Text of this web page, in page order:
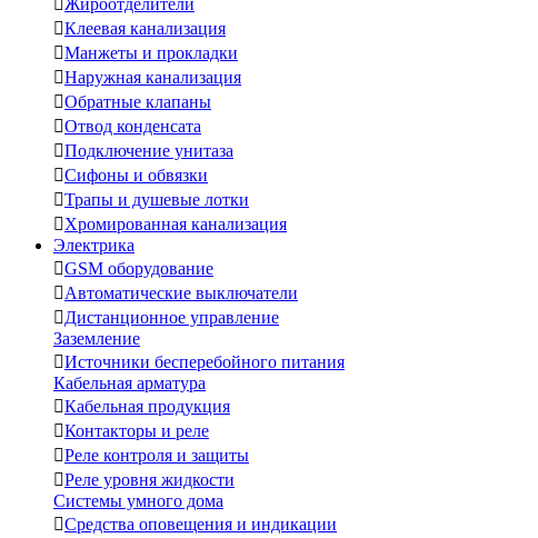
Жироотделители
Клеевая канализация
Манжеты и прокладки
Наружная канализация
Обратные клапаны
Отвод конденсата
Подключение унитаза
Сифоны и обвязки
Трапы и душевые лотки
Хромированная канализация
Электрика
GSM оборудование
Автоматические выключатели
Дистанционное управление
Заземление
Источники бесперебойного питания
Кабельная арматура
Кабельная продукция
Контакторы и реле
Реле контроля и защиты
Реле уровня жидкости
Системы умного дома
Средства оповещения и индикации